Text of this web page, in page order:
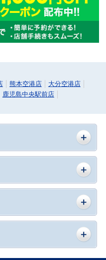
熊本空港店
大分空港店
鹿児島中央駅前店